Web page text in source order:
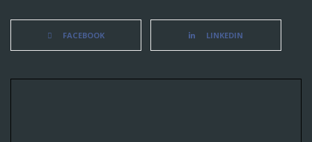
FACEBOOK LINKEDIN